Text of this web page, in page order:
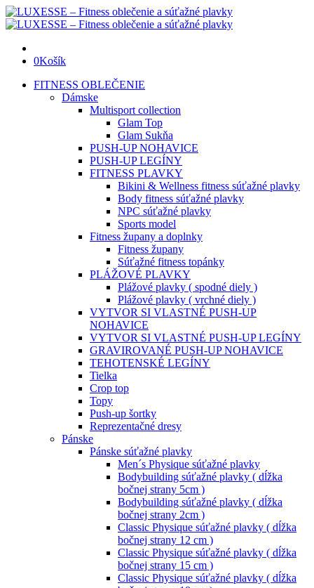
0Košík
FITNESS OBLEČENIE
Dámske
Multisport collection
Glam Top
Glam Sukňa
PUSH-UP NOHAVICE
PUSH-UP LEGÍNY
FITNESS PLAVKY
Bikini & Wellness fitness súťažné plavky
Body fitness súťažné plavky
NPC súťažné plavky
Sports model
Fitness župany a doplnky
Fitness župany
Súťažné fitness topánky
PLÁŽOVÉ PLAVKY
Plážové plavky ( spodné diely )
Plážové plavky ( vrchné diely )
VYTVOR SI VLASTNÉ PUSH-UP
NOHAVICE
VYTVOR SI VLASTNÉ PUSH-UP LEGÍNY
GRAVIROVANÉ PUSH-UP NOHAVICE
TEHOTENSKÉ LEGÍNY
Tielka
Crop top
Topy
Push-up šortky
Reprezentačné dresy
Pánske
Pánske súťažné plavky
Men´s Physique súťažné plavky
Bodybuilding súťažné plavky ( dĺžka
bočnej strany 5cm )
Bodybuilding súťažné plavky ( dĺžka
bočnej strany 2cm )
Classic Physique súťažné plavky ( dĺžka
bočnej strany 12 cm )
Classic Physique súťažné plavky ( dĺžka
bočnej strany 15 cm )
Classic Physique súťažné plavky ( dĺžka